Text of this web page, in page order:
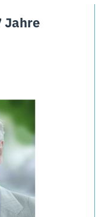
Jahre